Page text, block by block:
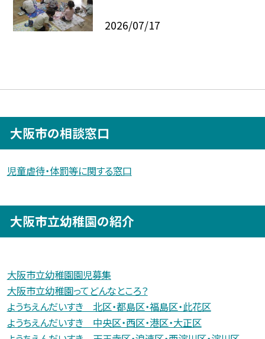
2026/07/17
大阪市の相談窓口
児童虐待・体罰等に関する窓口
大阪市立幼稚園の紹介
大阪市立幼稚園園児募集
大阪市立幼稚園ってどんなところ？
ようちえんだいすき 北区・都島区・福島区・此花区
ようちえんだいすき 中央区・西区・港区・大正区